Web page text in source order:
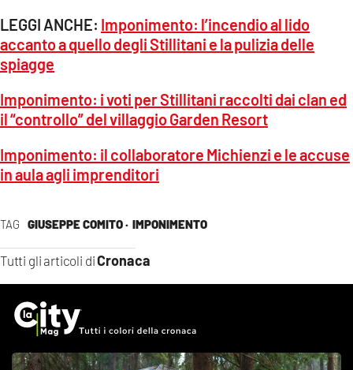
TAG GIUSEPPE COMITO · IMPONIMENTO
Tutti gli articoli diCronaca
LEGGI ANCHE: Imponimento: l’incendio al lido
accanto a quello degli Stillitani e la pulizia delle
spiagge
Imponimento: i voti per Stillitani raccolti dai clan ed
il “controllo” del villaggio Garden Resort
Imponimento: il collaboratore Michienzi e le accuse
in aula agli imprenditori